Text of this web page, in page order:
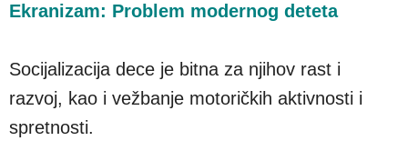
Ekranizam: Problem modernog deteta
Socijalizacija dece je bitna za njihov rast i
razvoj, kao i vežbanje motoričkih aktivnosti i
spretnosti.